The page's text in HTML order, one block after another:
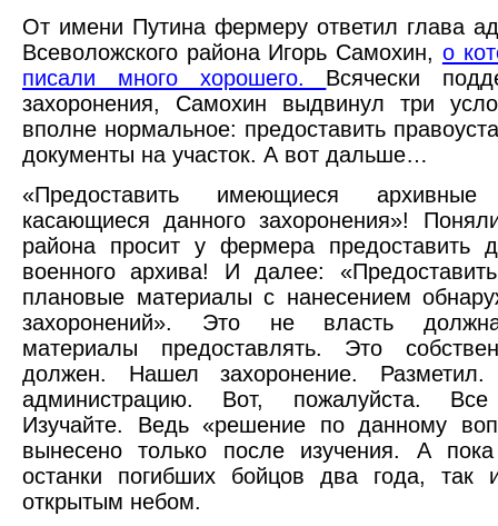
От имени Путина фермеру ответил глава
Всеволожского района Игорь Самохин, о
писали много хорошего. Всячески
захоронения, Самохин выдвинул три
вполне нормальное: предоставить
документы на участок. А вот дальше…
«Предоставить имеющиеся архивные
касающиеся данного захоронения»!
района просит у фермера предоставить
военного архива! И далее:
плановые материалы с нанесением
захоронений». Это не власть
материалы предоставлять. Это
должен. Нашел захоронение.
администрацию. Вот, пожалуйста. Все
Изучайте. Ведь «решение по данному
вынесено только после изучения. А
останки погибших бойцов два года, так
открытым небом.